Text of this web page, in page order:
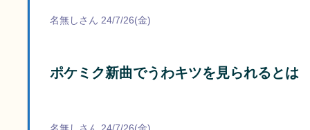
名無しさん 24/7/26(金)
ポケミク新曲でうわキツを見られるとは